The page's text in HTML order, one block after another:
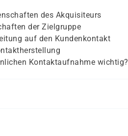
des Akquisiteurs
der Zielgruppe
auf den Kundenkontakt
Kontaktaufnahme wichtig?